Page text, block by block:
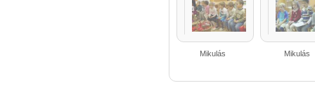
Mikulás Mikulás